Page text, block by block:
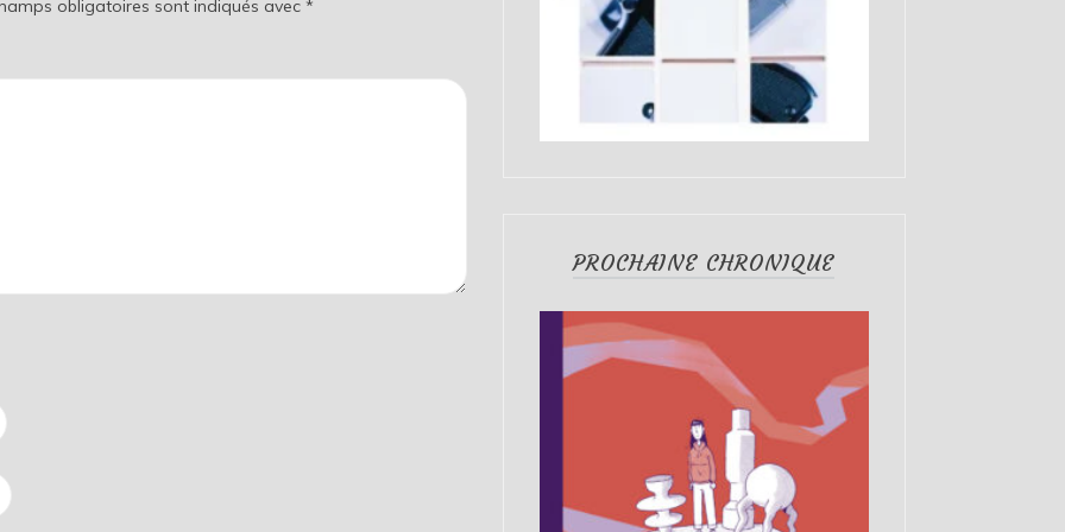
obligatoires sont indiqués avec*
PROCHAINE CHRONIQUE